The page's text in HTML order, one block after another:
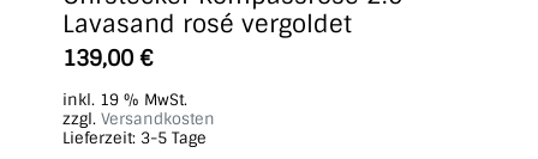
Lavasand rosé vergoldet
139,00 €
inkl. 19 % MwSt.
zzgl. Versandkosten
Lieferzeit: 3-5 Tage